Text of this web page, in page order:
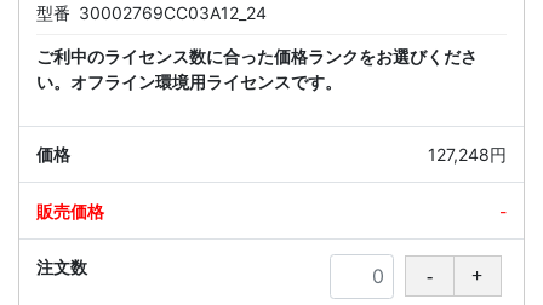
型番 30002769CC03A12_24
ご利中のライセンス数に合った価格ランクをお選びくださ
い。オフライン環境用ライセンスです。
127,248円
-